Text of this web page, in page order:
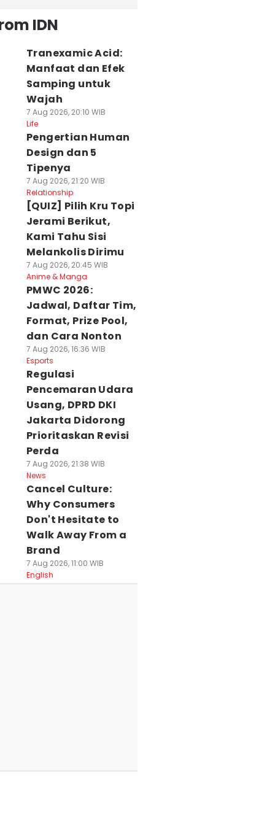
IDN
Tranexamic Acid:
Manfaat dan Efek
Samping untuk
Wajah
7 Aug 2026, 20:10 WIB
Life
Pengertian Human
Design dan 5
Tipenya
7 Aug 2026, 21:20 WIB
Relationship
[QUIZ] Pilih Kru Topi
Jerami Berikut,
Kami Tahu Sisi
Melankolis Dirimu
7 Aug 2026, 20:45 WIB
Anime & Manga
PMWC 2026:
Jadwal, Daftar Tim,
Format, Prize Pool,
dan Cara Nonton
7 Aug 2026, 16:36 WIB
Esports
Regulasi
Pencemaran Udara
Usang, DPRD DKI
Jakarta Didorong
Prioritaskan Revisi
Perda
7 Aug 2026, 21:38 WIB
News
Cancel Culture:
Why Consumers
Don't Hesitate to
Walk Away From a
Brand
7 Aug 2026, 11:00 WIB
English